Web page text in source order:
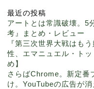
最近の投稿
アートとは常識破壊。5
考』まとめ・レビュー
『第三次世界大戦はも
性、エマニュエル・ト
め】
さらばChrome。新定番
け。YouTubeの広告が消